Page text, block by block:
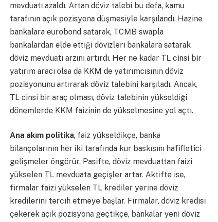
mevduatı azaldı. Artan döviz talebi bu defa, kamu
tarafının açık pozisyona düşmesiyle karşılandı. Hazine
bankalara eurobond satarak, TCMB swapla
bankalardan elde ettiği dövizleri bankalara satarak
döviz mevduatı arzını artırdı. Her ne kadar TL cinsi bir
yatırım aracı olsa da KKM de yatırımcısının döviz
pozisyonunu artırarak döviz talebini karşıladı. Ancak,
TL cinsi bir araç olması, döviz talebinin yükseldiği
dönemlerde KKM faizinin de yükselmesine yol açtı.
Ana akım politika, faiz yükseldikçe, banka
bilançolarının her iki tarafında kur baskısını hafifletici
gelişmeler öngörür. Pasifte, döviz mevduattan faizi
yükselen TL mevduata geçişler artar. Aktifte ise,
firmalar faizi yükselen TL krediler yerine döviz
kredilerini tercih etmeye başlar. Firmalar, döviz kredisi
çekerek açık pozisyona geçtikçe, bankalar yeni döviz